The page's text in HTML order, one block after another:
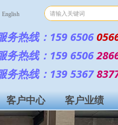
English
客户中心 客户业绩
务热线：159 6506
务热线：159 6506
务热线：139 5367